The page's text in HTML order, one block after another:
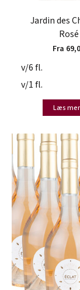
Jardin des
Rosé
Fra
v/6 fl.
v/1 fl.
Læs